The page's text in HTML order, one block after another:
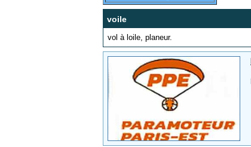
voile
vol à loile, planeur.